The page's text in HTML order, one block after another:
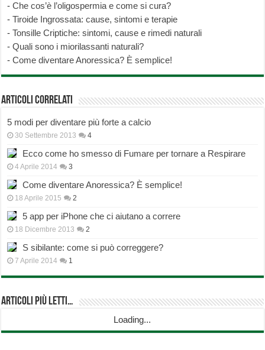
-Che cos’è l’oligospermia e come si cura?
-Tiroide Ingrossata: cause, sintomi e terapie
-Tonsille Criptiche: sintomi, cause e rimedi naturali
-Quali sono i miorilassanti naturali?
-Come diventare Anoressica? È semplice!
Articoli correlati
5 modi per diventare più forte a calcio
30 Settembre 2013 4
Ecco come ho smesso di Fumare per tornare a Respirare
4 Aprile 2014 3
Come diventare Anoressica? È semplice!
18 Aprile 2015 2
5 app per iPhone che ci aiutano a correre
18 Dicembre 2013 2
S sibilante: come si può correggere?
7 Aprile 2014 1
Articoli più Letti…
Loading...